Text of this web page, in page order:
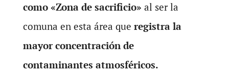
como «Zona de sacrificio» al ser la
comuna en esta área que registra la
mayor concentración de
contaminantes atmosféricos.